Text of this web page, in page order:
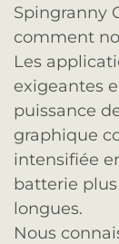
Spingranny
comment
Les
exigeantes
puissance
graphique
intensifiée
batterie
longues.
Nous